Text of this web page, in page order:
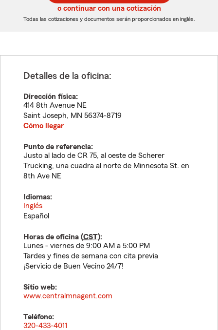
5
dígitos
5
dígitos
o continuar con una cotización
Todas las cotizaciones y documentos serán proporcionados en inglés.
Detalles de la oficina:
Dirección física:
414 8th Avenue NE
Saint Joseph, MN 56374-8719
Cómo llegar
Punto de referencia:
Justo al lado de CR 75, al oeste de Scherer
Trucking, una cuadra al norte de Minnesota St. en
8th Ave NE
Idiomas:
Inglés
Español
Horas de oficina (CST):
Lunes - viernes de 9:00 AM a 5:00 PM
Tardes y fines de semana con cita previa
¡Servicio de Buen Vecino 24/7!
Sitio web:
www.centralmnagent.com
Teléfono:
320-433-4011